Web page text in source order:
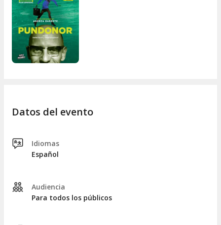
Datos del evento
Idiomas
Español
Audiencia
Para todos los públicos